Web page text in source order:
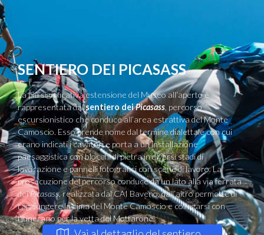
SENTIERO DEI PICASASS
La più significativa estensione del Museo all’aperto è
rappresentata dalsentiero deiPicasass , percorso
escursionistico che conduce all’area estrattiva del Monte
Camoscio. Esso prende nome dal termine dialettale con cui
erano indicati i cavatori e porta a un’installazione
paesaggistica con blocchi di pietra in diversi stadi di
lavorazione e pannelli fotografici con scene di lavoro. La
prosecuzione del percorso conduce da un lato alla via ferrata
deiPicasass, realizzata dal CAI Baveno, dall’altro permette di
raggiungere la cima del Monte Camoscio e collegarsi con
l’itinerario per la vetta del Mottarone.